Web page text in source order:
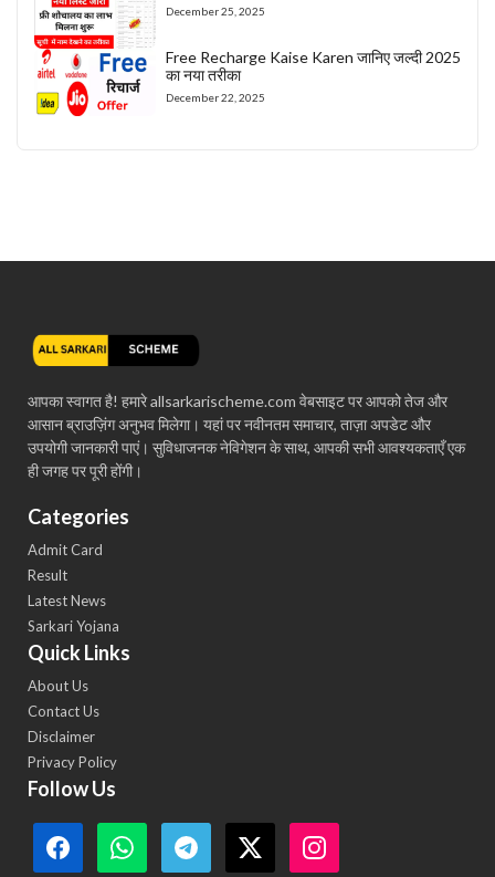
December 25, 2025
Free Recharge Kaise Karen जानिए जल्दी 2025
का नया तरीका
December 22, 2025
आपका स्वागत है! हमारे allsarkarischeme.com वेबसाइट पर आपको तेज और
आसान ब्राउज़िंग अनुभव मिलेगा। यहां पर नवीनतम समाचार, ताज़ा अपडेट और
उपयोगी जानकारी पाएं। सुविधाजनक नेविगेशन के साथ, आपकी सभी आवश्यकताएँ एक
ही जगह पर पूरी होंगी।
Categories
Admit Card
Result
Latest News
Sarkari Yojana
Quick Links
About Us
Contact Us
Disclaimer
Privacy Policy
Follow Us